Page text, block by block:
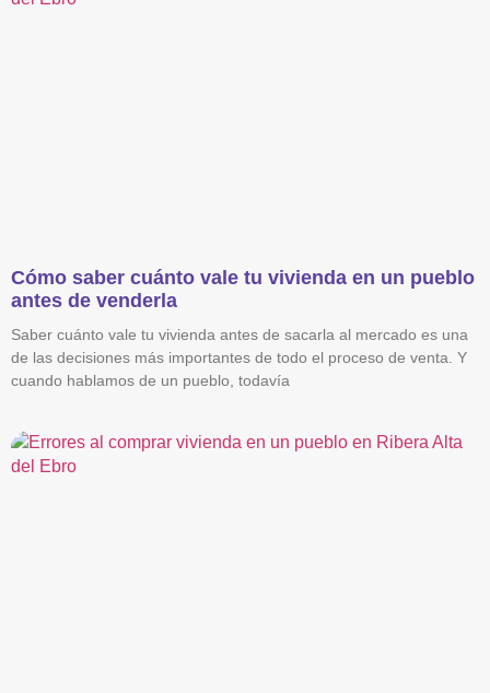
Cómo saber cuánto vale tu vivienda en un pueblo
antes de venderla
Saber cuánto vale tu vivienda antes de sacarla al mercado es una
de las decisiones más importantes de todo el proceso de venta. Y
cuando hablamos de un pueblo, todavía